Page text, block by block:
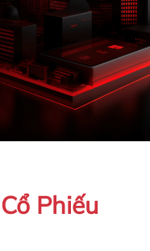
Cổ Phiếu